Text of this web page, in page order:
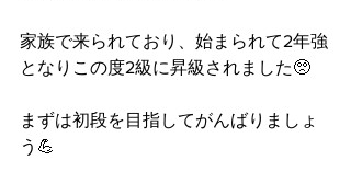
家族で来られており、始まられて2年強
となりこの度2級に昇級されました🥺
まずは初段を目指してがんばりましょ
う💪